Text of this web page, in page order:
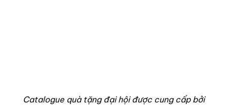
Catalogue quà tặng đại hội được cung cấp bởi